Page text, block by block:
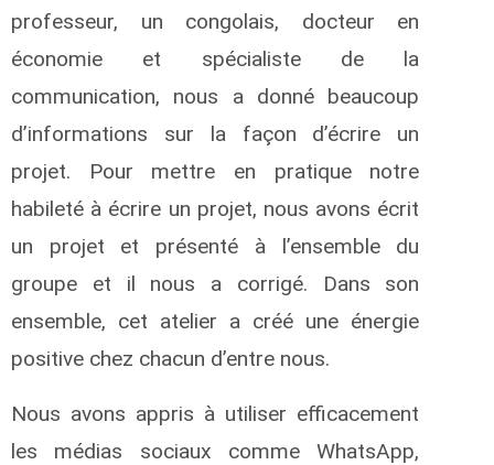
professeur, un congolais, docteur en
économie et spécialiste de la
communication, nous a donné beaucoup
d’informations sur la façon d’écrire un
projet. Pour mettre en pratique notre
habileté à écrire un projet, nous avons écrit
un projet et présenté à l’ensemble du
groupe et il nous a corrigé. Dans son
ensemble, cet atelier a créé une énergie
positive chez chacun d’entre nous.
Nous avons appris à utiliser efficacement
les médias sociaux comme WhatsApp,